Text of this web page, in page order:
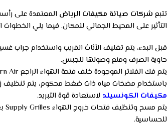
تتبع شركات صيانة مكيفات الرياض المعتمدة على
التأثير على المحيط الجمالي للمكان. فيما يلي
قبل البدء، يتم تغليف الأثاث القريب واستخدام
حاوية الصرف ومنع وصولها للجبس.
يتم فك الفلاتر الموجودة خلف فتحة الهواء الراجع Return Air وغسلها بمواد معقمة لإزالة الأتربة العالقة التي تسبب كتمة الهواء والروائح الكريهة.
باستخدام مضخات مياه ذات ضغط محكوم، يتم تنظيف
مكيفات الكونسيلد لاستعادة قوة التبريد.
للحساسية.